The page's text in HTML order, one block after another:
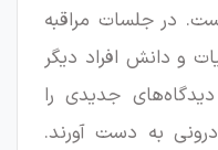
در جلسات مراقبه
و دانش افراد دیگر
جدیدی را
به دست آورند.